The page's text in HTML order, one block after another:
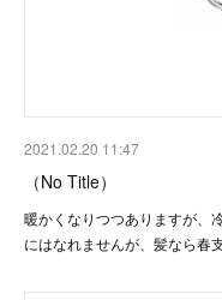
2021.02.20 11:47
（No Title）
暖かくなりつつありますが、
にはなれませんが、髪なら春